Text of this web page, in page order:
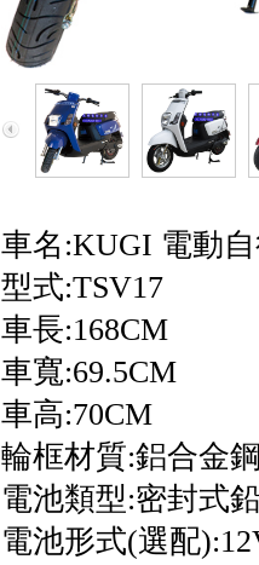
車名:KUGI 電動
型式:TSV17
車長:168CM
車寬:69.5CM
車高:70CM
輪框材質:鋁合金
電池類型:密封式
電池形式(選配